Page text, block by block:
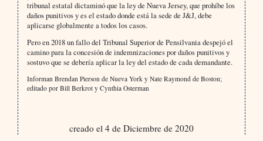
tribunal estatal dictaminó que la ley de Nueva Jersey, que prohíbe los
daños punitivos y es el estado donde está la sede de J&J, debe
aplicarse globalmente a todos los casos.
Pero en 2018 un fallo del Tribunal Superior de Pensilvania despejó el
camino para la concesión de indemnizaciones por daños punitivos y
sostuvo que se debería aplicar la ley del estado de cada demandante.
Informan Brendan Pierson de Nueva York y Nate Raymond de Boston;
editado por Bill Berkrot y Cynthia Osterman
creado el 4 de Diciembre de 2020